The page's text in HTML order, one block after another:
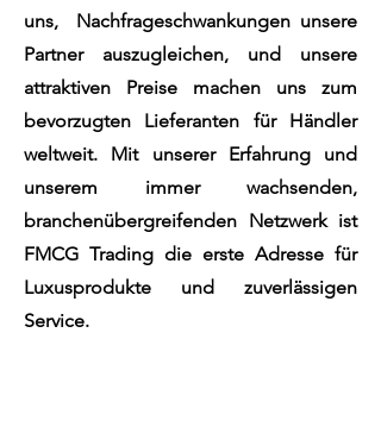
uns, Nachfrageschwankungen unsere
Partner auszugleichen, und unsere
attraktiven Preise machen uns zum
bevorzugten Lieferanten für Händler
weltweit. Mit unserer Erfahrung und
unserem immer wachsenden,
branchenübergreifenden Netzwerk ist
FMCG Trading die erste Adresse für
Luxusprodukte und zuverlässigen
Service.